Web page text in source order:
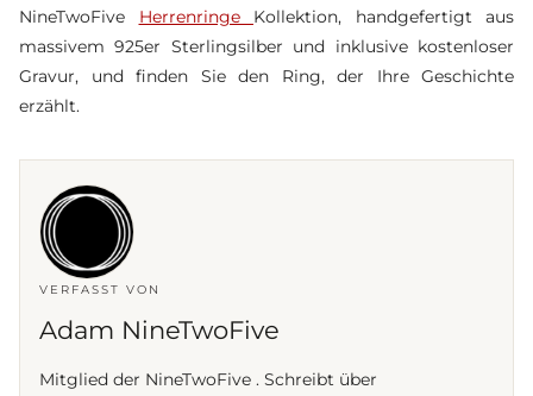
NineTwoFive Herrenringe Kollektion, handgefertigt aus
massivem 925er Sterlingsilber und inklusive kostenloser
Gravur, und finden Sie den Ring, der Ihre Geschichte
erzählt.
VERFASST VON
Adam NineTwoFive
Mitglied der NineTwoFive . Schreibt über